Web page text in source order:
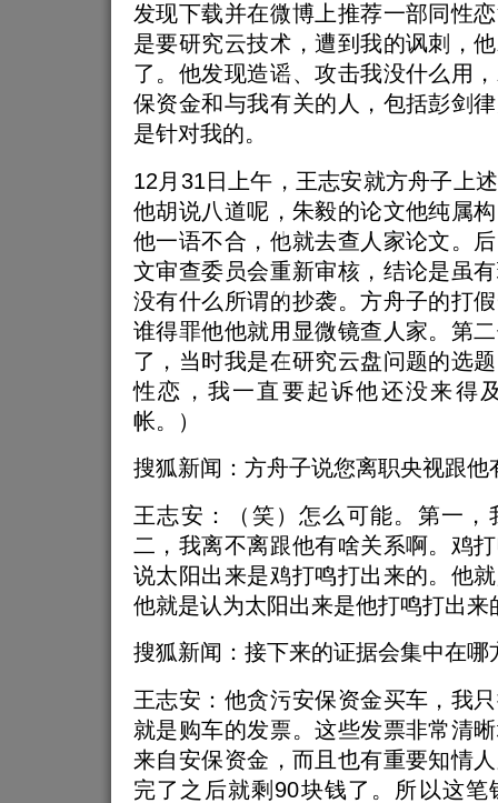
发现下载并在微博上推荐一部同性
是要研究云技术，遭到我的讽刺，
了。他发现造谣、攻击我没什么用
保资金和与我有关的人，包括彭剑
是针对我的。
12月31日上午，王志安就方舟子上
他胡说八道呢，朱毅的论文他纯属
他一语不合，他就去查人家论文。
文审查委员会重新审核，结论是虽
没有什么所谓的抄袭。方舟子的打
谁得罪他他就用显微镜查人家。第
了，当时我是在研究云盘问题的选
性恋，我一直要起诉他还没来得
帐。）
搜狐新闻：方舟子说您离职央视跟他
王志安：（笑）怎么可能。第一，
二，我离不离跟他有啥关系啊。鸡
说太阳出来是鸡打鸣打出来的。他
他就是认为太阳出来是他打鸣打出来
搜狐新闻：接下来的证据会集中在哪
王志安：他贪污安保资金买车，我
就是购车的发票。这些发票非常清
来自安保资金，而且也有重要知情
完了之后就剩90块钱了。所以这